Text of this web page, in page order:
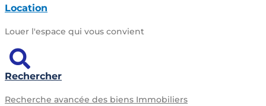
Location
Louer l'espace qui vous convient
Rechercher
Recherche avancée des biens Immobiliers